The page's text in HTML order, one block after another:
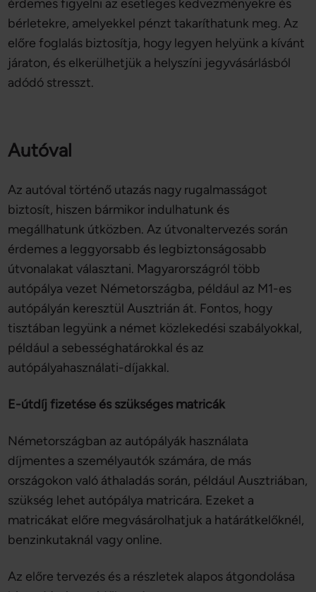
érdemes figyelni az esetleges kedvezményekre és
bérletekre, amelyekkel pénzt takaríthatunk meg. Az
előre foglalás biztosítja, hogy legyen helyünk a kívánt
járaton, és elkerülhetjük a helyszíni jegyvásárlásból
adódó stresszt.
Autóval
Az autóval történő utazás nagy rugalmasságot
biztosít, hiszen bármikor indulhatunk és
megállhatunk útközben. Az útvonaltervezés során
érdemes a leggyorsabb és legbiztonságosabb
útvonalakat választani. Magyarországról több
autópálya vezet Németországba, például az M1-es
autópályán keresztül Ausztrián át. Fontos, hogy
tisztában legyünk a német közlekedési szabályokkal,
például a sebességhatárokkal és az
autópályahasználati-díjakkal.
E-útdíj fizetése és szükséges matricák
Németországban az autópályák használata
díjmentes a személyautók számára, de más
országokon való áthaladás során, például Ausztriában,
szükség lehet autópálya matricára. Ezeket a
matricákat előre megvásárolhatjuk a határátkelőknél,
benzinkutaknál vagy online.
Az előre tervezés és a részletek alapos átgondolása